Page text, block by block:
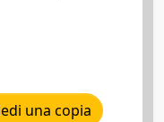
una copia